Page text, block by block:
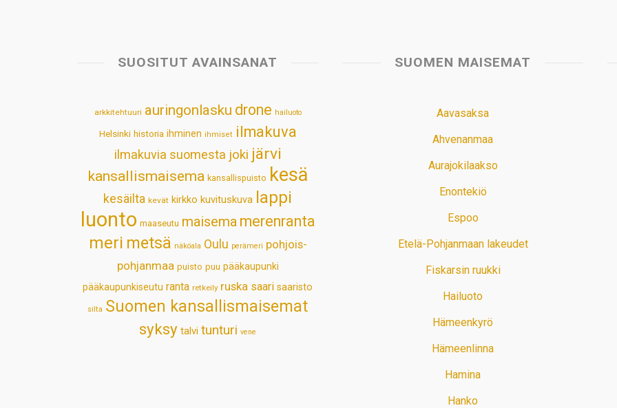
SUOSITUT AVAINSANAT
arkkitehtuuri auringonlasku drone hailuoto
Helsinki historia ihminen ihmiset ilmakuva
ilmakuvia suomesta joki järvi
kansallismaisema kansallispuisto kesä
kesäilta kevät kirkko kuvituskuva lappi
luonto maaseutu maisema merenranta
meri metsä näköala Oulu perämeri pohjois-
pohjanmaa puisto puu pääkaupunki
pääkaupunkiseutu ranta retkeily ruska saari saaristo
silta Suomen kansallismaisemat
syksy talvi tunturi vene
SUOMEN MAISEMAT
Aavasaksa
Ahvenanmaa
Aurajokilaakso
Enontekiö
Espoo
Etelä-Pohjanmaan lakeudet
Fiskarsin ruukki
Hailuoto
Hämeenkyrö
Hämeenlinna
Hamina
Hanko